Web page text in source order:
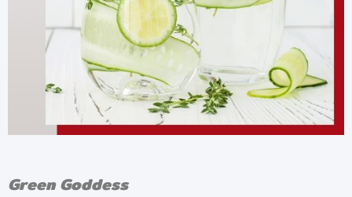
Green Goddess